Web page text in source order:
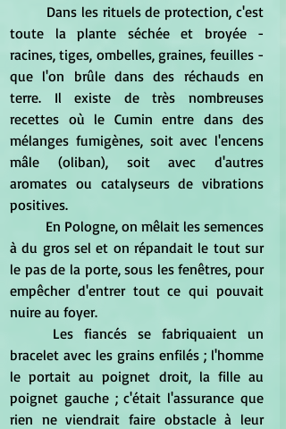
toute la plante séchée et broyée -
racines, tiges, ombelles, graines, feuilles -
que l'on brûle dans des réchauds en
terre. Il existe de très nombreuses
recettes où le Cumin entre dans des
mélanges fumigènes, soit avec l'encens
mâle (oliban), soit avec d'autres
aromates ou catalyseurs de vibrations
positives.
à du gros sel et on répandait le tout sur
le pas de la porte, sous les fenêtres, pour
empêcher d'entrer tout ce qui pouvait
nuire au foyer.
bracelet avec les grains enfilés ; l'homme
le portait au poignet droit, la fille au
poignet gauche ; c'était l'assurance que
rien ne viendrait faire obstacle à leur